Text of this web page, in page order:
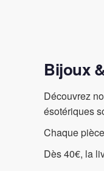
Bijoux
Découvrez
ésotériques
Chaque
Dès 40€, la